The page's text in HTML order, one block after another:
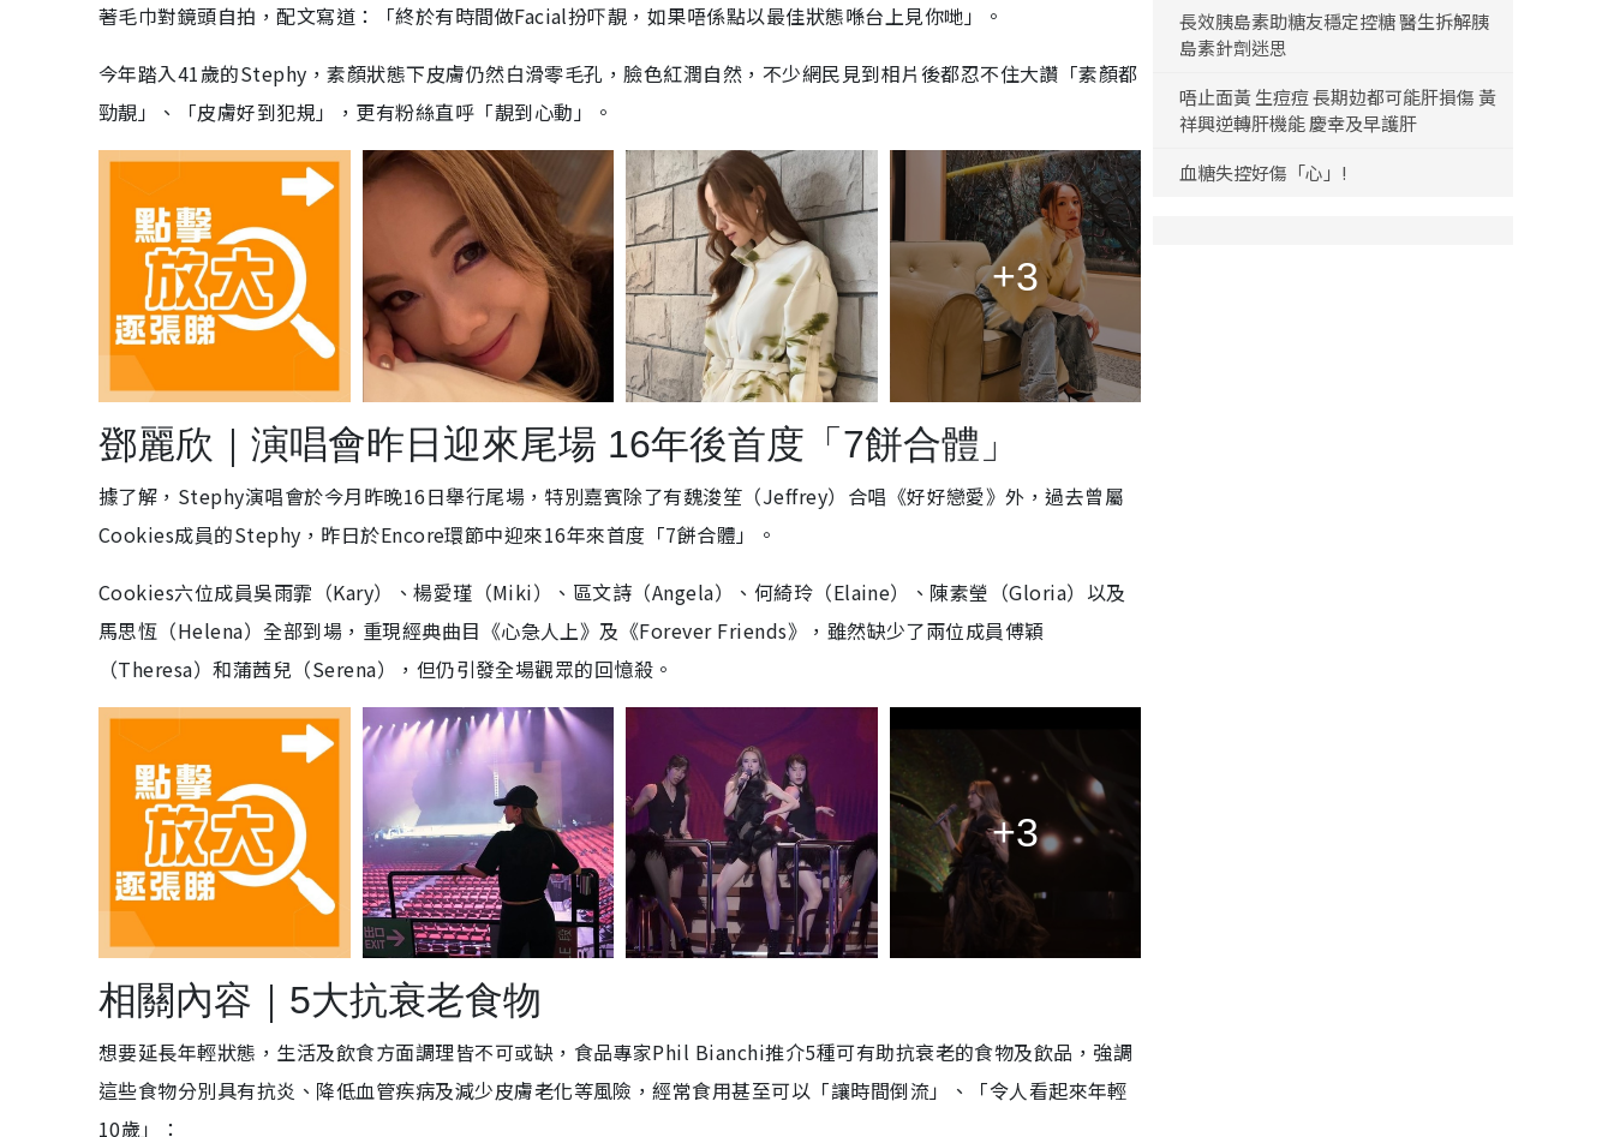
著毛巾對鏡頭自拍，配文寫道：「終於有時間做Facial扮吓靚，如果唔係點以最佳狀態喺台上見你哋」。
今年踏入41歲的Stephy，素顏狀態下皮膚仍然白滑零毛孔，臉色紅潤自然，不少網民見到相片後都忍不住大讚「素顏都
勁靚」、「皮膚好到犯規」，更有粉絲直呼「靚到心動」。
+3
鄧麗欣｜演唱會昨日迎來尾場 16年後首度「7餅合體」
據了解，Stephy演唱會於今月昨晚16日舉行尾場，特別嘉賓除了有魏浚笙（Jeffrey）合唱《好好戀愛》外，過去曾屬
Cookies成員的Stephy，昨日於Encore環節中迎來16年來首度「7餅合體」。
Cookies六位成員吳雨霏（Kary）、楊愛瑾（Miki）、區文詩（Angela）、何綺玲（Elaine）、陳素瑩（Gloria）以及
馬思恆（Helena）全部到場，重現經典曲目《心急人上》及《Forever Friends》，雖然缺少了兩位成員傅穎
（Theresa）和蒲茜兒（Serena），但仍引發全場觀眾的回憶殺。
+3
相關內容｜5大抗衰老食物
想要延長年輕狀態，生活及飲食方面調理皆不可或缺，食品專家Phil Bianchi推介5種可有助抗衰老的食物及飲品，強調
這些食物分別具有抗炎、降低血管疾病及減少皮膚老化等風險，經常食用甚至可以「讓時間倒流」、「令人看起來年輕
10歲」：
長效胰島素助糖友穩定控糖 醫生拆解胰
島素針劑迷思
唔止面黃 生痘痘 長期攰都可能肝損傷 黃
祥興逆轉肝機能 慶幸及早護肝
血糖失控好傷「心」!